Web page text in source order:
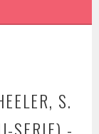
S.